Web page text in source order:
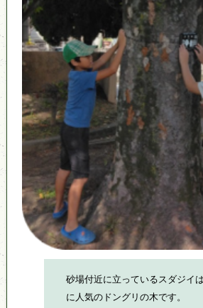
砂場付近に立っているスダジイ
に人気のドングリの木です。